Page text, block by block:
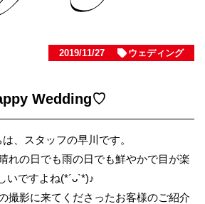
2019/11/27 ウェディング
Wedding♡
、スタッフの早川です。
れの日でも雨の日でも鮮やかで目が楽
いですよね(*´ᴗ`*)♪
撮影に来てくださったお客様のご紹介